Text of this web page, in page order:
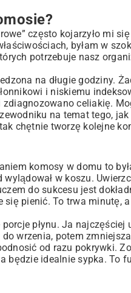
często kojarzyło mi
byłam w
potrzebuje nasz
na długie godziny.
i niskiemu
zdiagnozowano celiakię.
na temat tego,
chętnie tworzę kolejne
komosy w domu to
w koszu.
do sukcesu jest
pienić. To trwa minutę, a
płynu. Ja najczęściej
wrzenia, potem
od razu pokrywki.
będzie idealnie sypka. To